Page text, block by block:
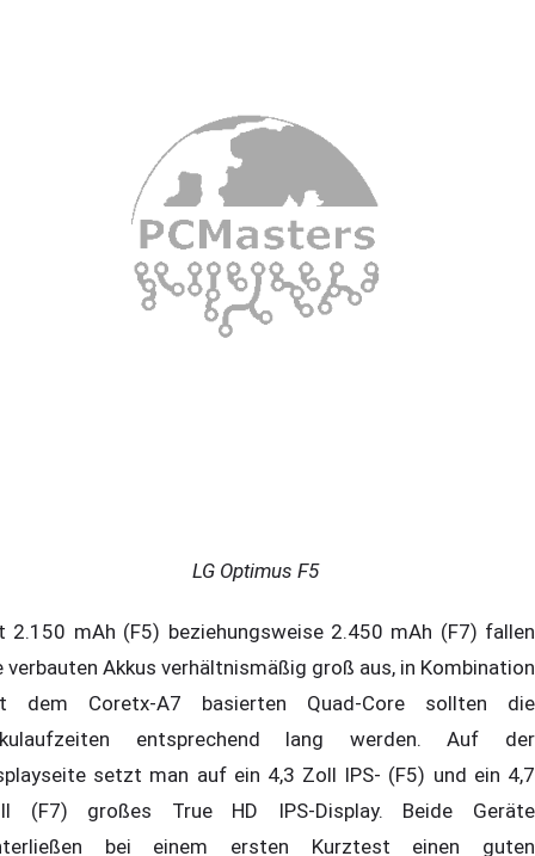
LG Optimus F5
2.150 mAh (F5) beziehungsweise 2.450 mAh (F7) fallen
verbauten Akkus verhältnismäßig groß aus, in Kombination
dem Coretx-A7 basierten Quad-Core sollten die
entsprechend lang werden. Auf der
setzt man auf ein 4,3 Zoll IPS- (F5) und ein 4,7
(F7) großes True HD IPS-Display. Beide Geräte
bei einem ersten Kurztest einen guten